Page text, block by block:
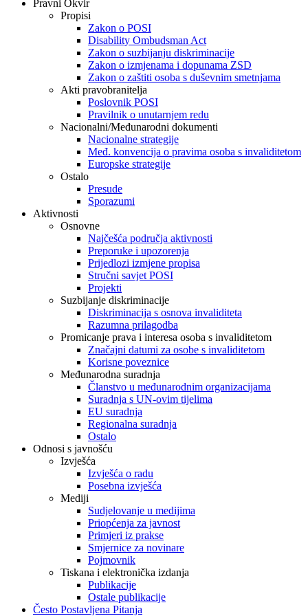
Pravni Okvir
Propisi
Zakon o POSI
Disability Ombudsman Act
Zakon o suzbijanju diskriminacije
Zakon o izmjenama i dopunama ZSD
Zakon o zaštiti osoba s duševnim smetnjama
Akti pravobranitelja
Poslovnik POSI
Pravilnik o unutarnjem redu
Nacionalni/Međunarodni dokumenti
Nacionalne strategije
Međ. konvencija o pravima osoba s invaliditetom
Europske strategije
Ostalo
Presude
Sporazumi
Aktivnosti
Osnovne
Najčešća područja aktivnosti
Preporuke i upozorenja
Prijedlozi izmjene propisa
Stručni savjet POSI
Projekti
Suzbijanje diskriminacije
Diskriminacija s osnova invaliditeta
Razumna prilagodba
Promicanje prava i interesa osoba s invaliditetom
Značajni datumi za osobe s invaliditetom
Korisne poveznice
Međunarodna suradnja
Članstvo u međunarodnim organizacijama
Suradnja s UN-ovim tijelima
EU suradnja
Regionalna suradnja
Ostalo
Odnosi s javnošću
Izvješća
Izvješća o radu
Posebna izvješća
Mediji
Sudjelovanje u medijima
Priopćenja za javnost
Primjeri iz prakse
Smjernice za novinare
Pojmovnik
Tiskana i elektronička izdanja
Publikacije
Ostale publikacije
Često Postavljena Pitanja